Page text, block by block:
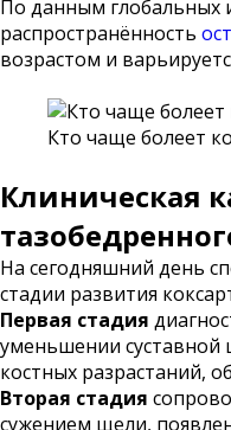
По данным глобальных
распространённость
возрастом и
Кто чаще болеет
Клиническая
На сегодняшний день
стадии развития
Первая стадия
уменьшении суставной
костных разрастаний,
Вторая стадия
сужением щели,